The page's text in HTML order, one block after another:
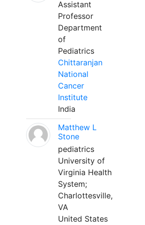
Assistant
Professor
Department
of
Pediatrics
Chittaranjan
National
Cancer
Institute
India
Matthew L
Stone
pediatrics
University of
Virginia Health
System;
Charlottesville,
VA
United States